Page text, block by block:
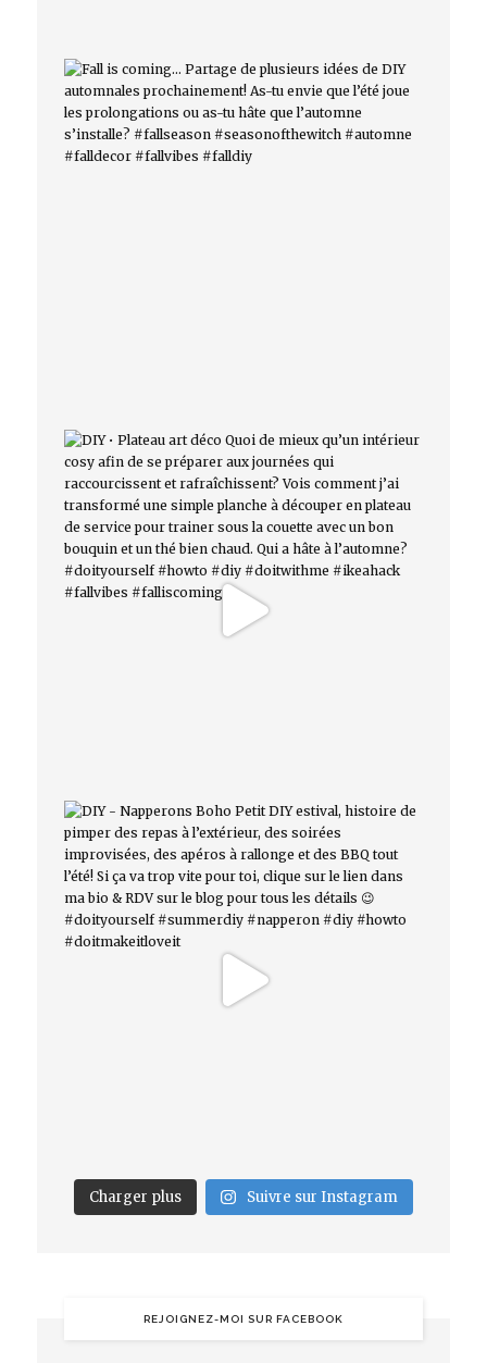
Charger plus Suivre sur Instagram
REJOIGNEZ-MOI SUR FACEBOOK